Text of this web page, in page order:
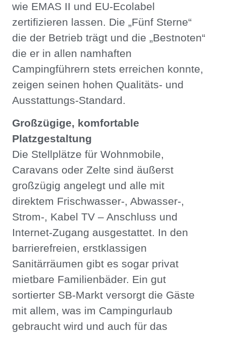
wie EMAS II und EU-Ecolabel
zertifizieren lassen. Die „Fünf Sterne“
die der Betrieb trägt und die „Bestnoten“
die er in allen namhaften
Campingführern stets erreichen konnte,
zeigen seinen hohen Qualitäts- und
Ausstattungs-Standard.
Großzügige, komfortable
Platzgestaltung
Die Stellplätze für Wohnmobile,
Caravans oder Zelte sind äußerst
großzügig angelegt und alle mit
direktem Frischwasser-, Abwasser-,
Strom-, Kabel TV – Anschluss und
Internet-Zugang ausgestattet. In den
barrierefreien, erstklassigen
Sanitärräumen gibt es sogar privat
mietbare Familienbäder. Ein gut
sortierter SB-Markt versorgt die Gäste
mit allem, was im Campingurlaub
gebraucht wird und auch für das